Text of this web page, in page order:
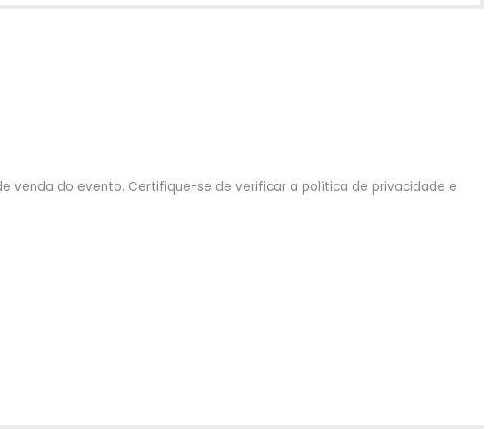
venda do evento. Certifique-se de verificar a política de privacidade e